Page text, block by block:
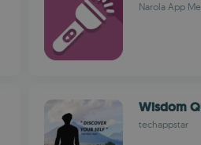
Narola App
Wisdom
techappstar